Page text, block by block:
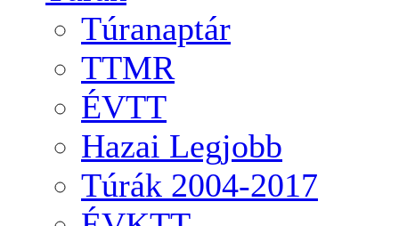
Túranaptár
TTMR
ÉVTT
Hazai Legjobb
Túrák 2004-2017